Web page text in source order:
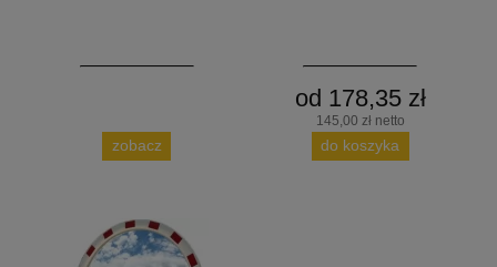
zobacz
od 178,35 zł
145,00 zł netto
do koszyka